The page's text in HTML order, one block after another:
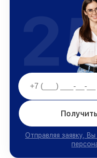
Отправляя заявку,